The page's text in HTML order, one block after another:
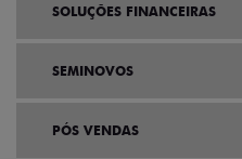
SOLUÇÕES FINANCEIRAS
SEMINOVOS
PÓS VENDAS